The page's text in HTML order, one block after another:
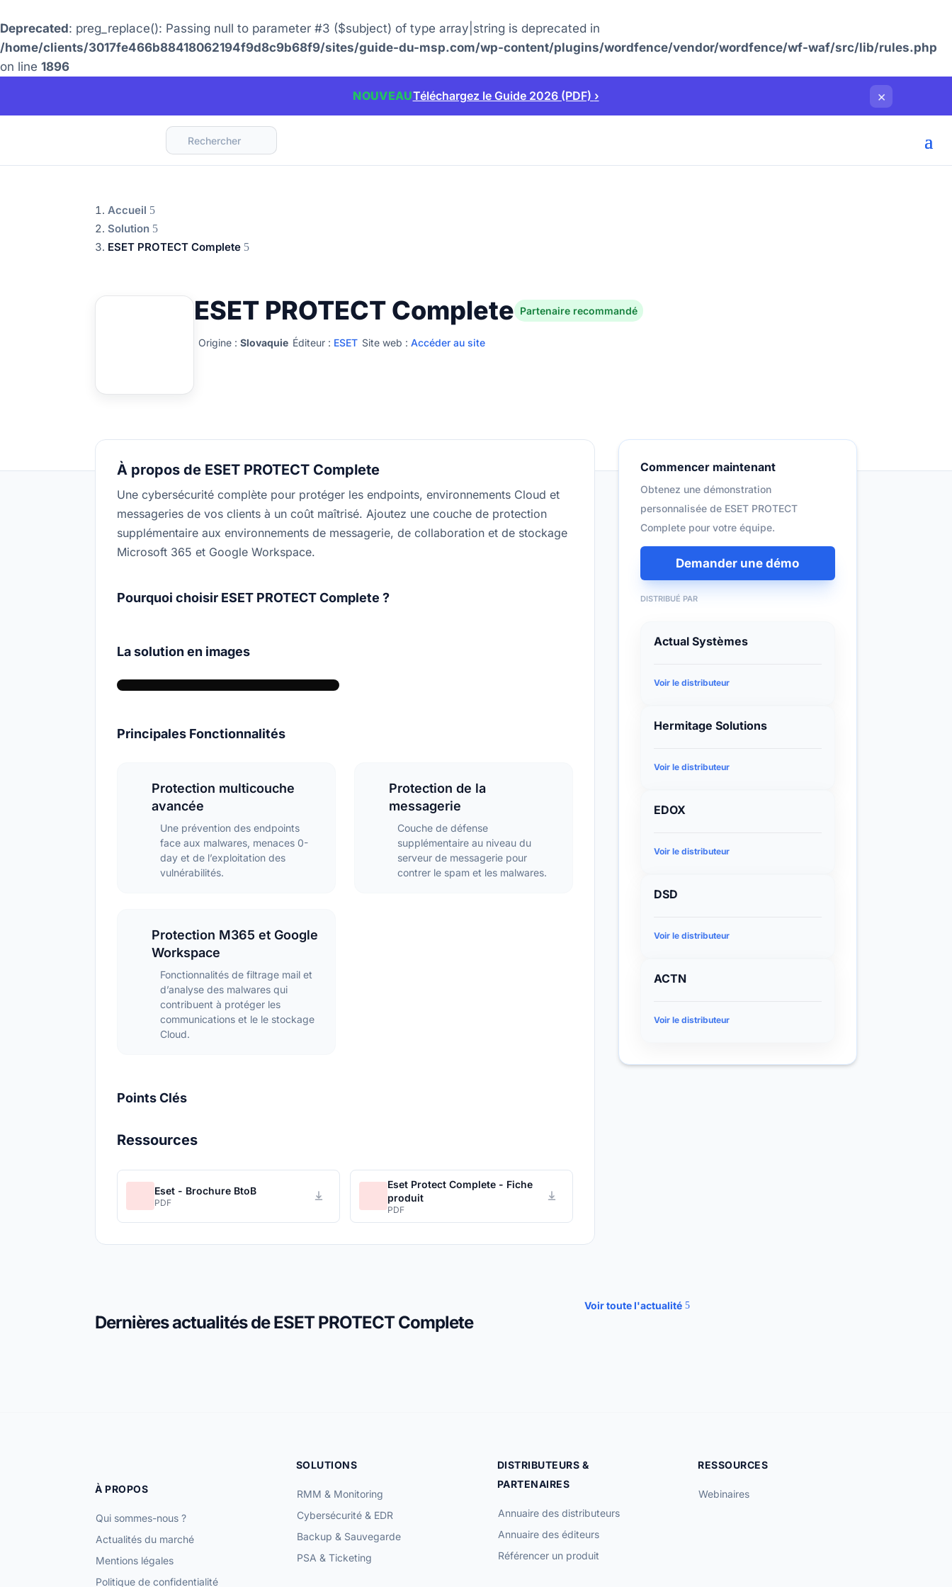
Deprecated: preg_replace(): Passing null to parameter #3 ($subject) of type array|string is deprecated in
/home/clients/3017fe466b88418062194f9d8c9b68f9/sites/guide-du-msp.com/wp-content/plugins/wordfence/vendor/wordfence/wf-waf/src/lib/rules.php
on line 1896
NOUVEAUTéléchargez le Guide 2026 (PDF) › ×
Rechercher
Accueil
Solution
ESET PROTECT Complete
ESET PROTECT Complete Partenaire recommandé
Origine :Slovaquie Éditeur : ESET Site web :Accéder au site
À propos de ESET PROTECT Complete
Une cybersécurité complète pour protéger les endpoints, environnements Cloud et
messageries de vos clients à un coût maîtrisé. Ajoutez une couche de protection
supplémentaire aux environnements de messagerie, de collaboration et de stockage
Microsoft 365 et Google Workspace.
Pourquoi choisir ESET PROTECT Complete ?
La solution en images
Principales Fonctionnalités
Protection multicouche
avancée
Une prévention des endpoints
face aux malwares, menaces 0-
day et de l’exploitation des
vulnérabilités.
Protection de la
messagerie
Couche de défense
supplémentaire au niveau du
serveur de messagerie pour
contrer le spam et les malwares.
Protection M365 et Google
Workspace
Fonctionnalités de filtrage mail et
d’analyse des malwares qui
contribuent à protéger les
communications et le le stockage
Cloud.
Points Clés
Ressources
Eset - Brochure BtoB
PDF
Eset Protect Complete - Fiche
produit
PDF
Commencer maintenant
Obtenez une démonstration
personnalisée de ESET PROTECT
Complete pour votre équipe.
Demander une démo
DISTRIBUÉ PAR
Actual Systèmes
Voir le distributeur
Hermitage Solutions
Voir le distributeur
EDOX
Voir le distributeur
DSD
Voir le distributeur
ACTN
Voir le distributeur
Dernières actualités de ESET PROTECT Complete
Voir toute l'actualité
À PROPOS
Qui sommes-nous ?
Actualités du marché
Mentions légales
Politique de confidentialité
SOLUTIONS
RMM & Monitoring
Cybersécurité & EDR
Backup & Sauvegarde
PSA & Ticketing
DISTRIBUTEURS &
PARTENAIRES
Annuaire des distributeurs
Annuaire des éditeurs
Référencer un produit
RESSOURCES
Webinaires